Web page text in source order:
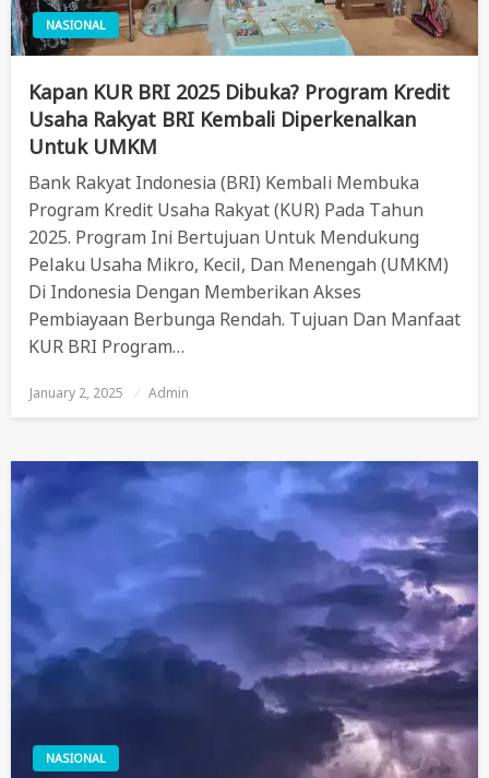
NASIONAL
Kapan KUR BRI 2025 Dibuka? Program Kredit
Usaha Rakyat BRI Kembali Diperkenalkan
Untuk UMKM
Bank Rakyat Indonesia (BRI) Kembali Membuka
Program Kredit Usaha Rakyat (KUR) Pada Tahun
2025. Program Ini Bertujuan Untuk Mendukung
Pelaku Usaha Mikro, Kecil, Dan Menengah (UMKM)
Di Indonesia Dengan Memberikan Akses
Pembiayaan Berbunga Rendah. Tujuan Dan Manfaat
KUR BRI Program…
Posted
January 2, 2025 Admin
NASIONAL